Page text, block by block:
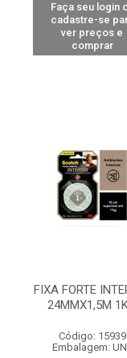
Faça seu login
cadastre-se
ver preços e
comprar
FIXA FORTE
24MMX1,5M
Código: 15939
Embalagem: